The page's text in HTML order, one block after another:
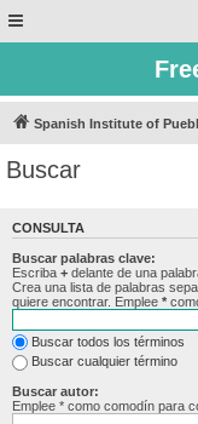
Spanish Institute of
Buscar
CONSULTA
Buscar palabras clave:
Escriba + delante de una
Crea una lista de palabras
quiere encontrar. Emplee *
Buscar todos los términos
Buscar cualquier término
Buscar autor:
Emplee * como comodín para